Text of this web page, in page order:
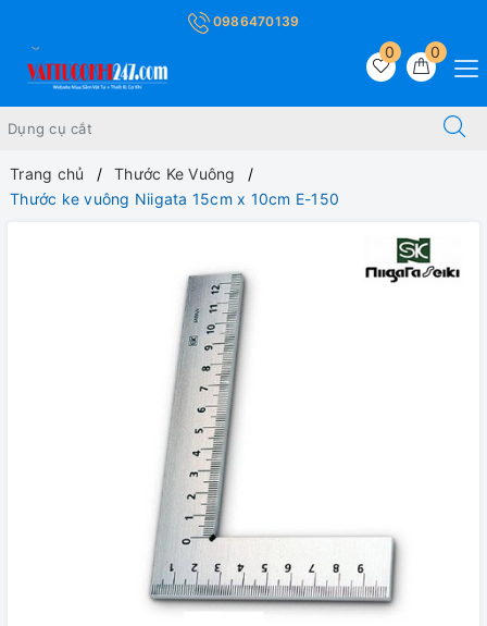
0986470139
0
0
Trang chủ
Thước Ke Vuông
Thước ke vuông Niigata 15cm x 10cm E-150